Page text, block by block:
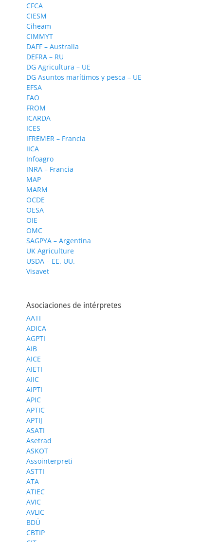
CFCA
CIESM
Ciheam
CIMMYT
DAFF – Australia
DEFRA – RU
DG Agricultura – UE
DG Asuntos marítimos y pesca – UE
EFSA
FAO
FROM
ICARDA
ICES
IFREMER – Francia
IICA
Infoagro
INRA – Francia
MAP
MARM
OCDE
OESA
OIE
OMC
SAGPYA – Argentina
UK Agriculture
USDA – EE. UU.
Visavet
Asociaciones de intérpretes
AATI
ADICA
AGPTI
AIB
AICE
AIETI
AIIC
AIPTI
APIC
APTIC
APTIJ
ASATI
Asetrad
ASKOT
Assointerpreti
ASTTI
ATA
ATIEC
AVIC
AVLIC
BDÜ
CBTIP